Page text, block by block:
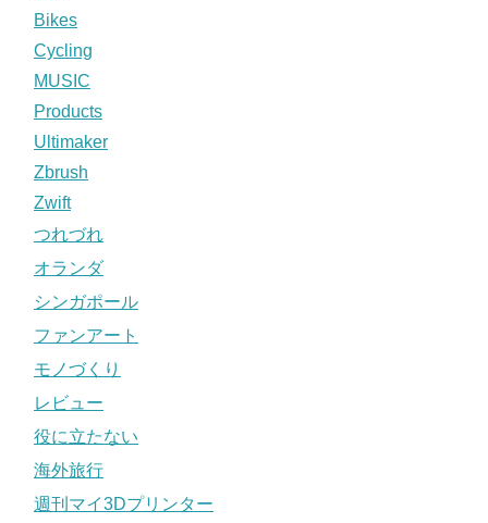
Bikes
Cycling
MUSIC
Products
Ultimaker
Zbrush
Zwift
つれづれ
オランダ
シンガポール
ファンアート
モノづくり
レビュー
役に立たない
海外旅行
週刊マイ3Dプリンター